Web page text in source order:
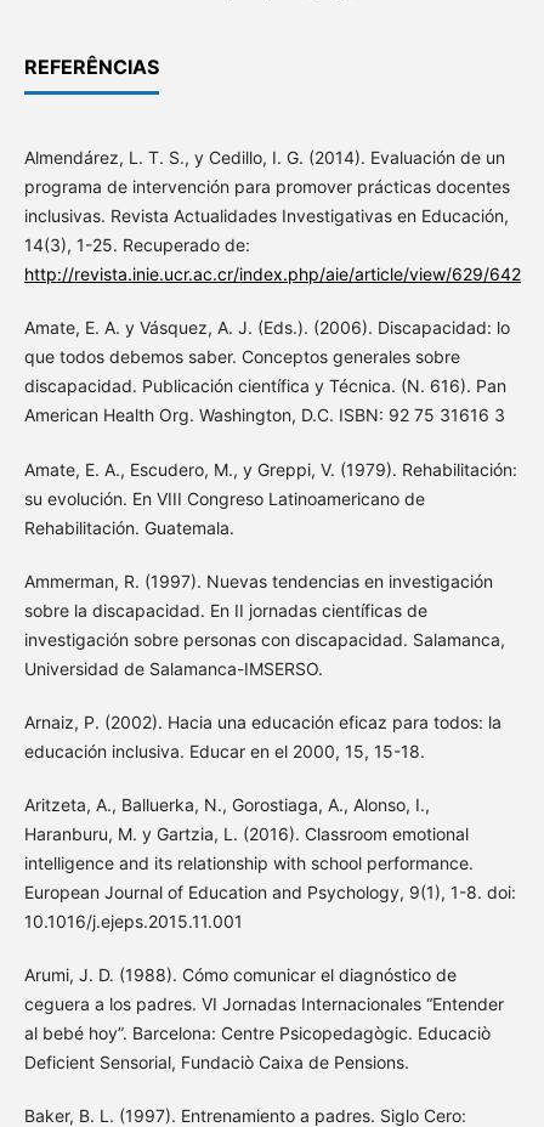
REFERÊNCIAS
Almendárez, L. T. S., y Cedillo, I. G. (2014). Evaluación de un
programa de intervención para promover prácticas docentes
inclusivas. Revista Actualidades Investigativas en Educación,
14(3), 1-25. Recuperado de:
http://revista.inie.ucr.ac.cr/index.php/aie/article/view/629/642
Amate, E. A. y Vásquez, A. J. (Eds.). (2006). Discapacidad: lo
que todos debemos saber. Conceptos generales sobre
discapacidad. Publicación científica y Técnica. (N. 616). Pan
American Health Org. Washington, D.C. ISBN: 92 75 31616 3
Amate, E. A., Escudero, M., y Greppi, V. (1979). Rehabilitación:
su evolución. En VIII Congreso Latinoamericano de
Rehabilitación. Guatemala.
Ammerman, R. (1997). Nuevas tendencias en investigación
sobre la discapacidad. En II jornadas científicas de
investigación sobre personas con discapacidad. Salamanca,
Universidad de Salamanca-IMSERSO.
Arnaiz, P. (2002). Hacia una educación eficaz para todos: la
educación inclusiva. Educar en el 2000, 15, 15-18.
Aritzeta, A., Balluerka, N., Gorostiaga, A., Alonso, I.,
Haranburu, M. y Gartzia, L. (2016). Classroom emotional
intelligence and its relationship with school performance.
European Journal of Education and Psychology, 9(1), 1-8. doi:
10.1016/j.ejeps.2015.11.001
Arumi, J. D. (1988). Cómo comunicar el diagnóstico de
ceguera a los padres. VI Jornadas Internacionales “Entender
al bebé hoy”. Barcelona: Centre Psicopedagògic. Educaciò
Deficient Sensorial, Fundaciò Caixa de Pensions.
Baker, B. L. (1997). Entrenamiento a padres. Siglo Cero: